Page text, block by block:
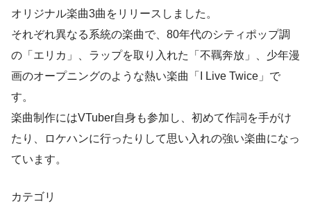
オリジナル楽曲3曲をリリースしました。
それぞれ異なる系統の楽曲で、80年代のシティポップ調
の「エリカ」、ラップを取り入れた「不羈奔放」、少年漫
画のオープニングのような熱い楽曲「I Live Twice」で
す。
楽曲制作にはVTuber自身も参加し、初めて作詞を手がけ
たり、ロケハンに行ったりして思い入れの強い楽曲になっ
ています。
カテゴリ